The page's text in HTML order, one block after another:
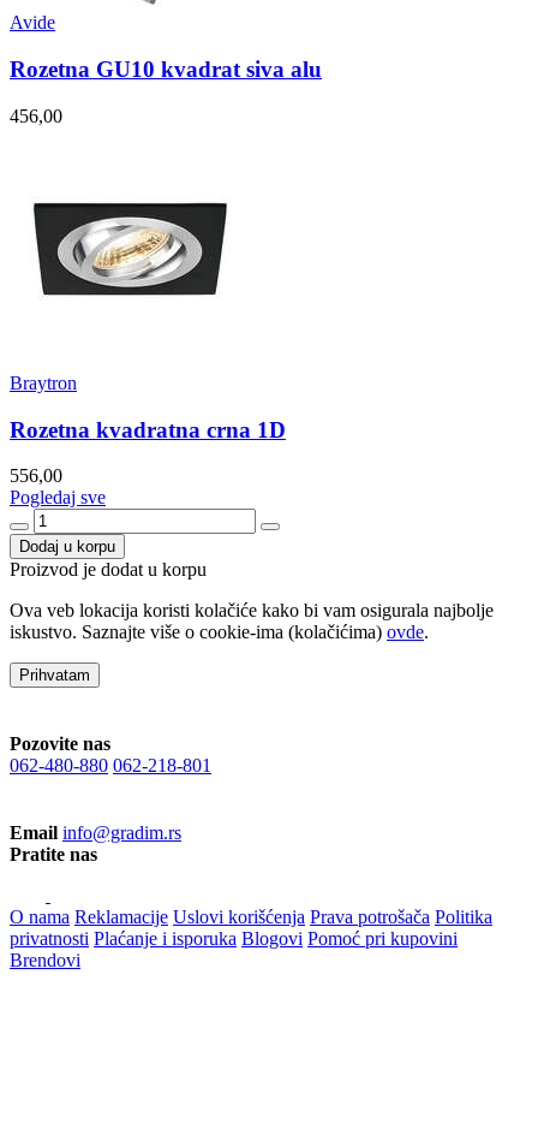
Avide
Rozetna GU10 kvadrat siva alu
456,00
Braytron
Rozetna kvadratna crna 1D
556,00
Pogledaj sve
Dodaj u korpu
Proizvod je dodat u korpu
Ova veb lokacija koristi kolačiće kako bi vam osigurala najbolje
iskustvo. Saznajte više o cookie-ima (kolačićima) ovde.
Prihvatam
Pozovite nas
062-480-880 062-218-801
Email info@gradim.rs
Pratite nas
O nama Reklamacije Uslovi korišćenja Prava potrošača Politika
privatnosti Plaćanje i isporuka Blogovi Pomoć pri kupovini
Brendovi